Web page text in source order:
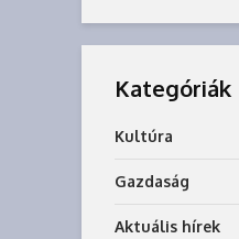
Kategóriák
Kultúra
Gazdaság
Aktuális hírek